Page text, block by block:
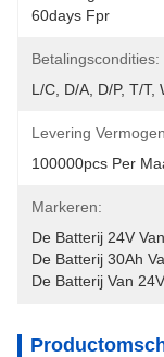
60days Fpr
Betalingscondities:
L/C, D/A, D/P, T/T,
Levering
100000pcs Per
Markeren:
De Batterij 24V
De Batterij 30Ah
De Batterij Van